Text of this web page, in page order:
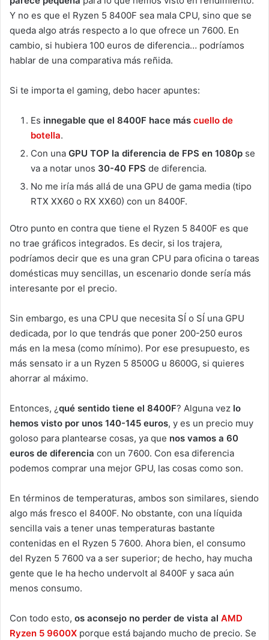
Y no es que el Ryzen 5 8400F sea mala CPU, sino que se
queda algo atrás respecto a lo que ofrece un 7600. En
cambio, si hubiera 100 euros de diferencia… podríamos
hablar de una comparativa más reñida.
Si te importa el gaming, debo hacer apuntes:
Es innegable que el 8400F hace más cuello de
botella.
Con una GPU TOP la diferencia de FPS en 1080p se
va a notar unos 30-40 FPS de diferencia.
No me iría más allá de una GPU de gama media (tipo
RTX XX60 o RX XX60) con un 8400F.
Otro punto en contra que tiene el Ryzen 5 8400F es que
no trae gráficos integrados. Es decir, si los trajera,
podríamos decir que es una gran CPU para oficina o tareas
domésticas muy sencillas, un escenario donde sería más
interesante por el precio.
Sin embargo, es una CPU que necesita SÍ o SÍ una GPU
dedicada, por lo que tendrás que poner 200-250 euros
más en la mesa (como mínimo). Por ese presupuesto, es
más sensato ir a un Ryzen 5 8500G u 8600G, si quieres
ahorrar al máximo.
Entonces, ¿qué sentido tiene el 8400F? Alguna vez lo
hemos visto por unos 140-145 euros, y es un precio muy
goloso para plantearse cosas, ya que nos vamos a 60
euros de diferencia con un 7600. Con esa diferencia
podemos comprar una mejor GPU, las cosas como son.
En términos de temperaturas, ambos son similares, siendo
algo más fresco el 8400F. No obstante, con una líquida
sencilla vais a tener unas temperaturas bastante
contenidas en el Ryzen 5 7600. Ahora bien, el consumo
del Ryzen 5 7600 va a ser superior; de hecho, hay mucha
gente que le ha hecho undervolt al 8400F y saca aún
menos consumo.
Con todo esto, os aconsejo no perder de vista al AMD
Ryzen 5 9600X porque está bajando mucho de precio. Se